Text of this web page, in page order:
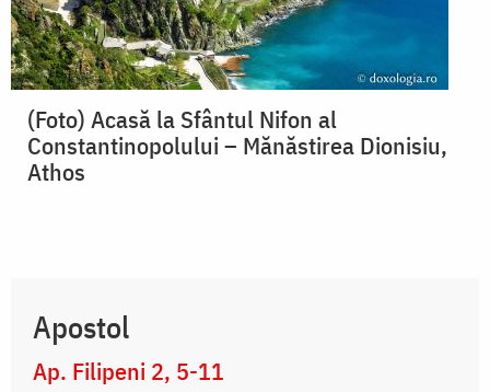
(Foto) Acasă la Sfântul Nifon al
Constantinopolului – Mănăstirea Dionisiu,
Athos
Apostol
Ap. Filipeni 2, 5-11